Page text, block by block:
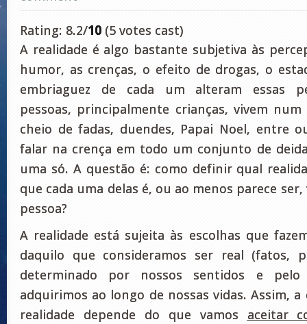
Rating: 8.2/10 (5 votes cast)
A realidade é algo bastante subjetiva às
humor, as crenças, o efeito de drogas, o
embriaguez de cada um alteram essas
pessoas, principalmente crianças, vivem
cheio de fadas, duendes, Papai Noel, entre
falar na crença em todo um conjunto de
uma só. A questão é: como definir qual
que cada uma delas é, ou ao menos parece
pessoa?
A realidade está sujeita às escolhas que
daquilo que consideramos serreal (fatos,
determinado
por nossos sentidos e pelo
adquirimos ao longo de nossas vidas.Assim, a
realidade depende do que vamos aceitar